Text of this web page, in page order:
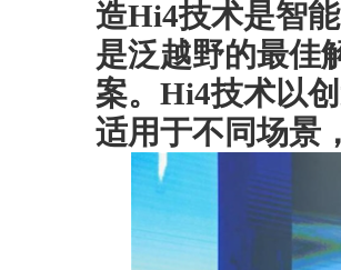
造Hi4技术是智
是泛越野的最佳
案。Hi4技术以
适用于不同场景